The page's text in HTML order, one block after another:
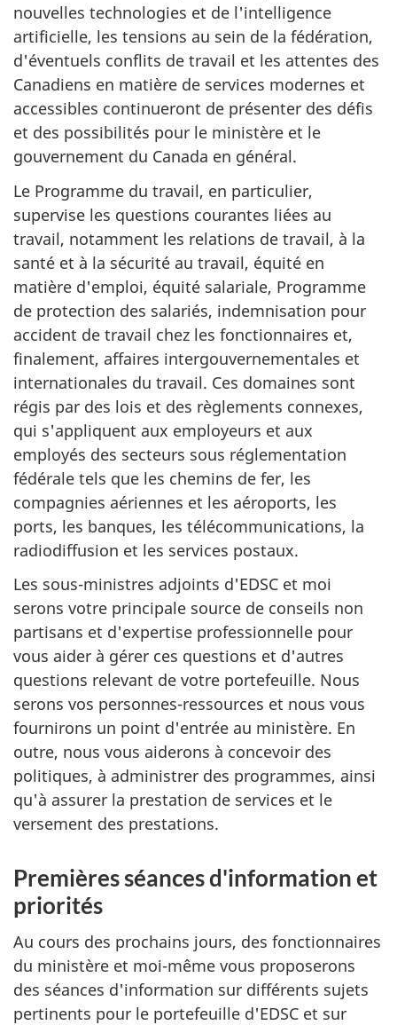
nouvelles technologies et de l'intelligence
artificielle, les tensions au sein de la fédération,
d'éventuels conflits de travail et les attentes des
Canadiens en matière de services modernes et
accessibles continueront de présenter des défis
et des possibilités pour le ministère et le
gouvernement du Canada en général.
Le Programme du travail, en particulier,
supervise les questions courantes liées au
travail, notamment les relations de travail, à la
santé et à la sécurité au travail, équité en
matière d'emploi, équité salariale, Programme
de protection des salariés, indemnisation pour
accident de travail chez les fonctionnaires et,
finalement, affaires intergouvernementales et
internationales du travail. Ces domaines sont
régis par des lois et des règlements connexes,
qui s'appliquent aux employeurs et aux
employés des secteurs sous réglementation
fédérale tels que les chemins de fer, les
compagnies aériennes et les aéroports, les
ports, les banques, les télécommunications, la
radiodiffusion et les services postaux.
Les sous-ministres adjoints d'EDSC et moi
serons votre principale source de conseils non
partisans et d'expertise professionnelle pour
vous aider à gérer ces questions et d'autres
questions relevant de votre portefeuille. Nous
serons vos personnes-ressources et nous vous
fournirons un point d'entrée au ministère. En
outre, nous vous aiderons à concevoir des
politiques, à administrer des programmes, ainsi
qu'à assurer la prestation de services et le
versement des prestations.
Premières séances d'information et
priorités
Au cours des prochains jours, des fonctionnaires
du ministère et moi-même vous proposerons
des séances d'information sur différents sujets
pertinents pour le portefeuille d'EDSC et sur